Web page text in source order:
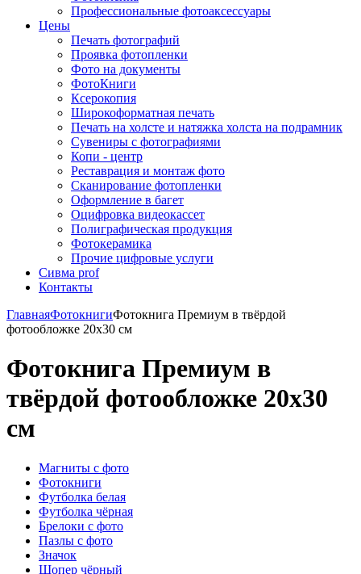
Профессиональные фотоаксессуары
Цены
Печать фотографий
Проявка фотопленки
Фото на документы
ФотоКниги
Ксерокопия
Широкоформатная печать
Печать на холсте и натяжка холста на подрамник
Сувениры с фотографиями
Копи - центр
Реставрация и монтаж фото
Сканирование фотопленки
Оформление в багет
Оцифровка видеокассет
Полиграфическая продукция
Фотокерамика
Прочие цифровые услуги
Сивма prof
Контакты
ГлавнаяФотокнигиФотокнига Премиум в твёрдой
фотообложке 20х30 см
Фотокнига Премиум в
твёрдой фотообложке 20х30
см
Магниты с фото
Фотокниги
Футболка белая
Футболка чёрная
Брелоки с фото
Пазлы с фото
Значок
Шопер чёрный